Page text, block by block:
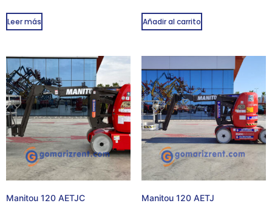
Leer más Añadir al carrito
Manitou 120 AETJC Manitou 120 AETJ